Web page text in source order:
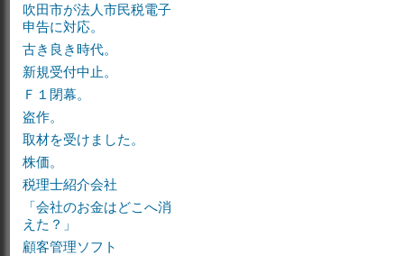
吹田市が法人市民税電子
申告に対応。
古き良き時代。
新規受付中止。
Ｆ１閉幕。
盗作。
取材を受けました。
株価。
税理士紹介会社
「会社のお金はどこへ消
えた？」
顧客管理ソフト